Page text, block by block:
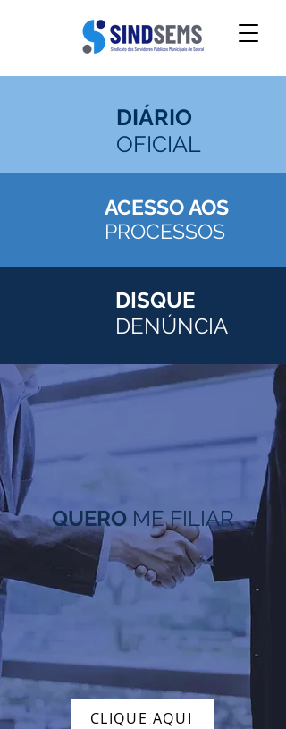
DIÁRIO
OFICIAL
ACESSO AOS
PROCESSOS
DISQUE
DENÚNCIA
QUERO ME FILIAR
CLIQUE AQUI